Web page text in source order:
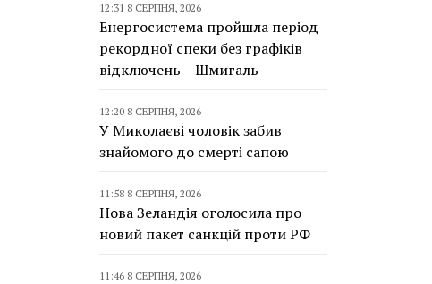
12:31 8 СЕРПНЯ, 2026
Енергосистема пройшла період
рекордної спеки без графіків
відключень – Шмигаль
12:20 8 СЕРПНЯ, 2026
У Миколаєві чоловік забив
знайомого до смерті сапою
11:58 8 СЕРПНЯ, 2026
Нова Зеландія оголосила про
новий пакет санкцій проти РФ
11:46 8 СЕРПНЯ, 2026